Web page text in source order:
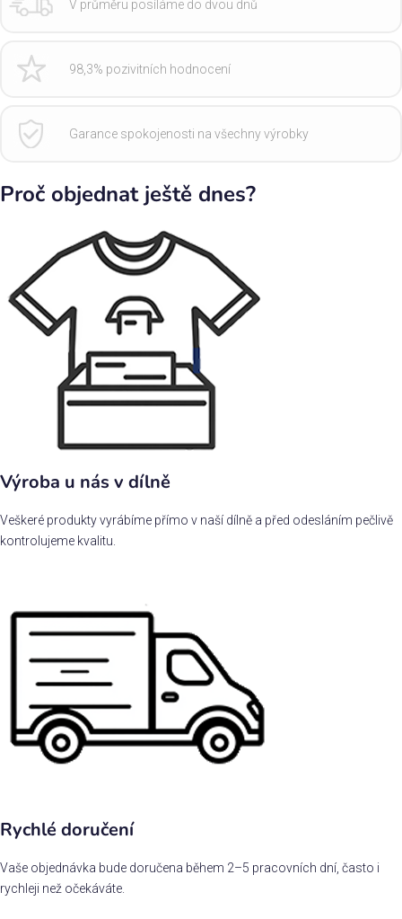
V průměru posíláme do dvou dnů
98,3% pozivitních hodnocení
Garance spokojenosti na všechny výrobky
Proč objednat ještě dnes?
Výroba u nás v dílně
Veškeré produkty vyrábíme přímo v naší dílně a před odesláním pečlivě
kontrolujeme kvalitu.
Rychlé doručení
Vaše objednávka bude doručena během 2–5 pracovních dní, často i
rychleji než očekáváte.